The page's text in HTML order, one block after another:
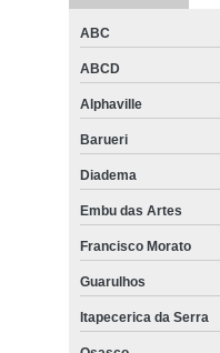
ABC
ABCD
Alphaville
Barueri
Diadema
Embu das Artes
Francisco Morato
Guarulhos
Itapecerica da Serra